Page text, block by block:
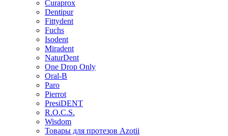
Curaprox
Dentipur
Fittydent
Fuchs
Isodent
Miradent
NaturDent
One Drop Only
Oral-B
Paro
Pierrot
PresiDENT
R.O.C.S.
Wisdom
Товары для протезов Azotii